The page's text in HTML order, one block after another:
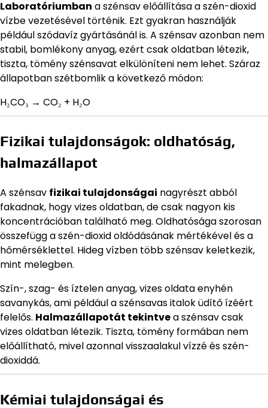
Laboratóriumban a szénsav előállítása a szén-dioxid
vízbe vezetésével történik. Ezt gyakran használják
például szódavíz gyártásánál is. A szénsav azonban nem
stabil, bomlékony anyag, ezért csak oldatban létezik,
tiszta, tömény szénsavat elkülöníteni nem lehet. Száraz
állapotban szétbomlik a következő módon:
H₂CO₃ → CO₂ + H₂O
Fizikai tulajdonságok: oldhatóság,
halmazállapot
A szénsav fizikai tulajdonságai nagyrészt abból
fakadnak, hogy vizes oldatban, de csak nagyon kis
koncentrációban található meg. Oldhatósága szorosan
összefügg a szén-dioxid oldódásának mértékével és a
hőmérséklettel. Hideg vízben több szénsav keletkezik,
mint melegben.
Szín-, szag- és íztelen anyag, vizes oldata enyhén
savanykás, ami például a szénsavas italok üdítő ízéért
felelős. Halmazállapotát tekintvea szénsav csak
vizes oldatban létezik. Tiszta, tömény formában nem
előállítható, mivel azonnal visszaalakul vízzé és szén-
dioxiddá.
Kémiai tulajdonságai és